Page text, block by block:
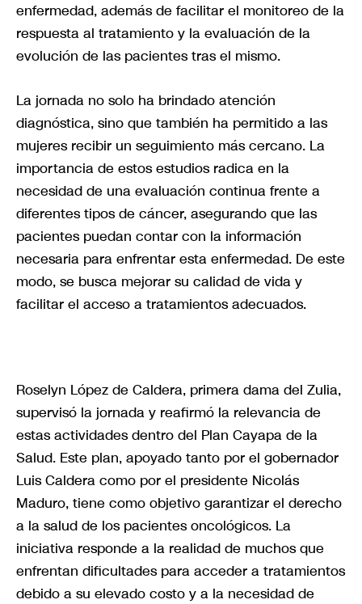
enfermedad, además de facilitar el monitoreo de la
respuesta al tratamiento y la evaluación de la
evolución de las pacientes tras el mismo.
La jornada no solo ha brindado atención
diagnóstica, sino que también ha permitido a las
mujeres recibir un seguimiento más cercano. La
importancia de estos estudios radica en la
necesidad de una evaluación continua frente a
diferentes tipos de cáncer, asegurando que las
pacientes puedan contar con la información
necesaria para enfrentar esta enfermedad. De este
modo, se busca mejorar su calidad de vida y
facilitar el acceso a tratamientos adecuados.
Roselyn López de Caldera, primera dama del Zulia,
supervisó la jornada y reafirmó la relevancia de
estas actividades dentro del Plan Cayapa de la
Salud. Este plan, apoyado tanto por el gobernador
Luis Caldera como por el presidente Nicolás
Maduro, tiene como objetivo garantizar el derecho
a la salud de los pacientes oncológicos. La
iniciativa responde a la realidad de muchos que
enfrentan dificultades para acceder a tratamientos
debido a su elevado costo y a la necesidad de